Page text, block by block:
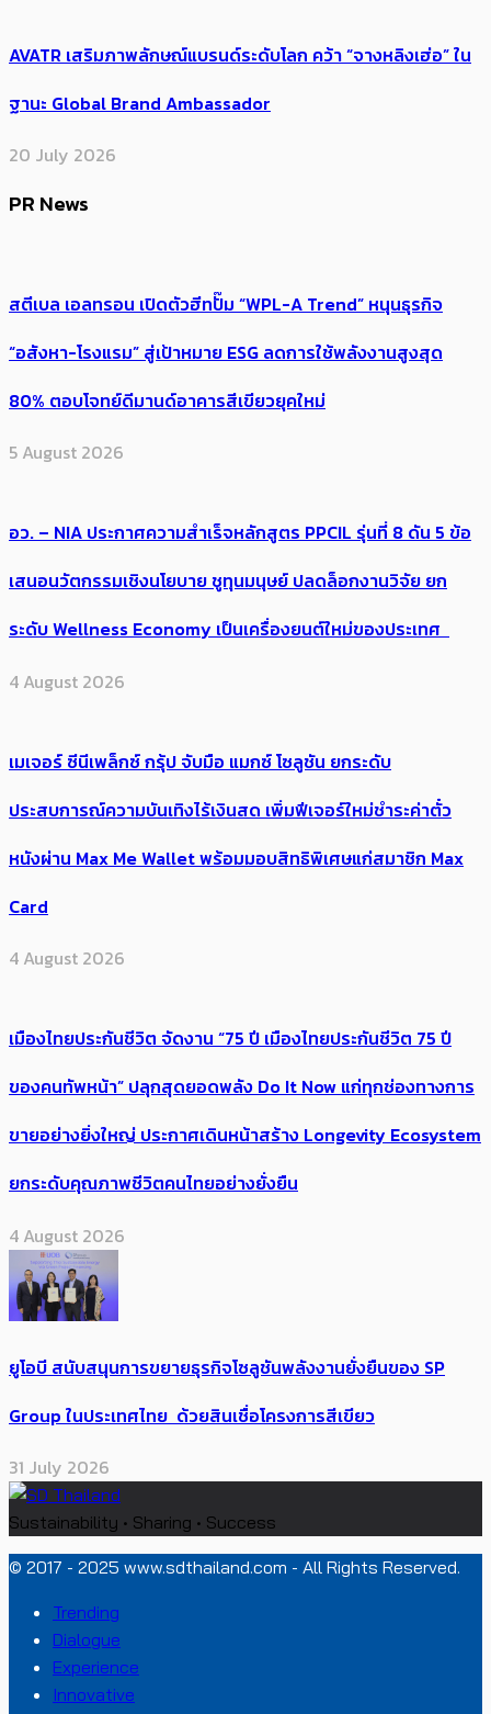
AVATR เสริมภาพลักษณ์แบรนด์ระดับโลก คว้า “จางหลิงเฮ่อ” ใน
ฐานะ Global Brand Ambassador
20 July 2026
PR News
สตีเบล เอลทรอน เปิดตัวฮีทปั๊ม “WPL-A Trend” หนุนธุรกิจ
“อสังหา-โรงแรม” สู่เป้าหมาย ESG ลดการใช้พลังงานสูงสุด
80% ตอบโจทย์ดีมานด์อาคารสีเขียวยุคใหม่
5 August 2026
อว. – NIA ประกาศความสำเร็จหลักสูตร PPCIL รุ่นที่ 8 ดัน 5 ข้อ
เสนอนวัตกรรมเชิงนโยบาย ชูทุนมนุษย์ ปลดล็อกงานวิจัย ยก
ระดับ Wellness Economy เป็นเครื่องยนต์ใหม่ของประเทศ
4 August 2026
เมเจอร์ ซีนีเพล็กซ์ กรุ้ป จับมือ แมกซ์ โซลูชัน ยกระดับ
ประสบการณ์ความบันเทิงไร้เงินสด เพิ่มฟีเจอร์ใหม่ชำระค่าตั๋ว
หนังผ่าน Max Me Wallet พร้อมมอบสิทธิพิเศษแก่สมาชิก Max
Card
4 August 2026
เมืองไทยประกันชีวิต จัดงาน “75 ปี เมืองไทยประกันชีวิต 75 ปี
ของคนทัพหน้า” ปลุกสุดยอดพลัง Do It Now แก่ทุกช่องทางการ
ขายอย่างยิ่งใหญ่ ประกาศเดินหน้าสร้าง Longevity Ecosystem
ยกระดับคุณภาพชีวิตคนไทยอย่างยั่งยืน
4 August 2026
ยูโอบี สนับสนุนการขยายธุรกิจโซลูชันพลังงานยั่งยืนของ SP
Group ในประเทศไทย ด้วยสินเชื่อโครงการสีเขียว
31 July 2026
Sustainability • Sharing • Success
© 2017 - 2025 www.sdthailand.com - All Rights Reserved.
Trending
Dialogue
Experience
Innovative